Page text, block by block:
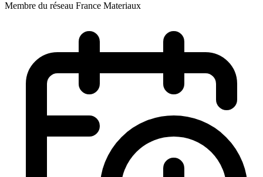
Membre du réseau France Materiaux